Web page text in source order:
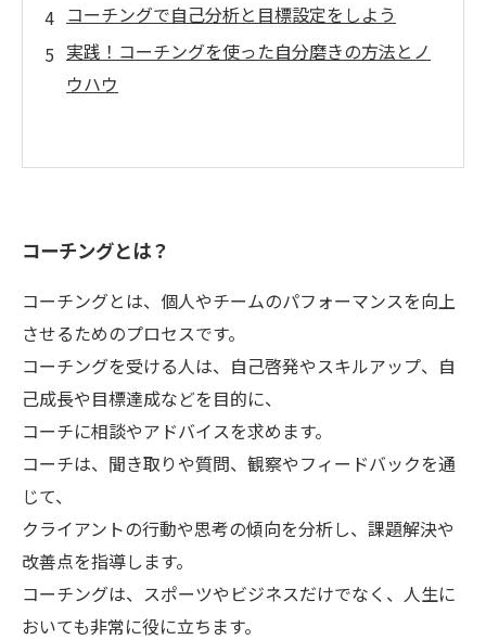
コーチングで自己分析と目標設定をしよう
実践！コーチングを使った自分磨きの方法とノ
ウハウ
コーチングとは？
コーチングとは、個人やチームのパフォーマンスを向上
させるためのプロセスです。
コーチングを受ける人は、自己啓発やスキルアップ、自
己成長や目標達成などを目的に、
コーチに相談やアドバイスを求めます。
コーチは、聞き取りや質問、観察やフィードバックを通
じて、
クライアントの行動や思考の傾向を分析し、課題解決や
改善点を指導します。
コーチングは、スポーツやビジネスだけでなく、人生に
おいても非常に役に立ちます。